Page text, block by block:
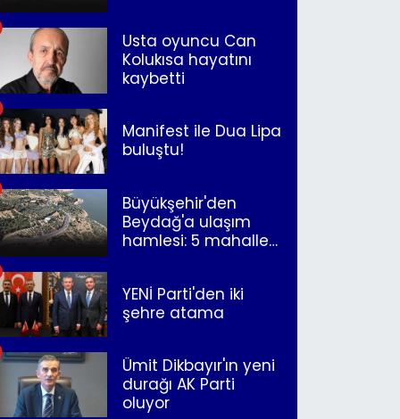
Usta oyuncu Can
Kolukısa hayatını
kaybetti
Manifest ile Dua Lipa
buluştu!
Büyükşehir'den
Beydağ'a ulaşım
hamlesi: 5 mahalle
YENİ Parti'den iki
şehre atama
Ümit Dikbayır'ın yeni
durağı AK Parti
oluyor